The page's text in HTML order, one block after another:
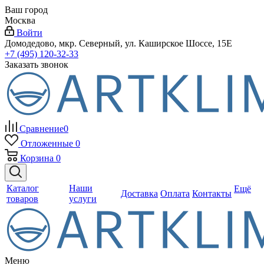
Ваш город
Москва
Войти
Домодедово, мкр. Северный, ул. Каширское Шоссе, 15Е
+7 (495) 120-32-33
Заказать звонок
Сравнение0
Отложенные 0
Корзина 0
Каталог
товаров
Наши
услуги
Доставка Оплата Контакты Ещё
Меню